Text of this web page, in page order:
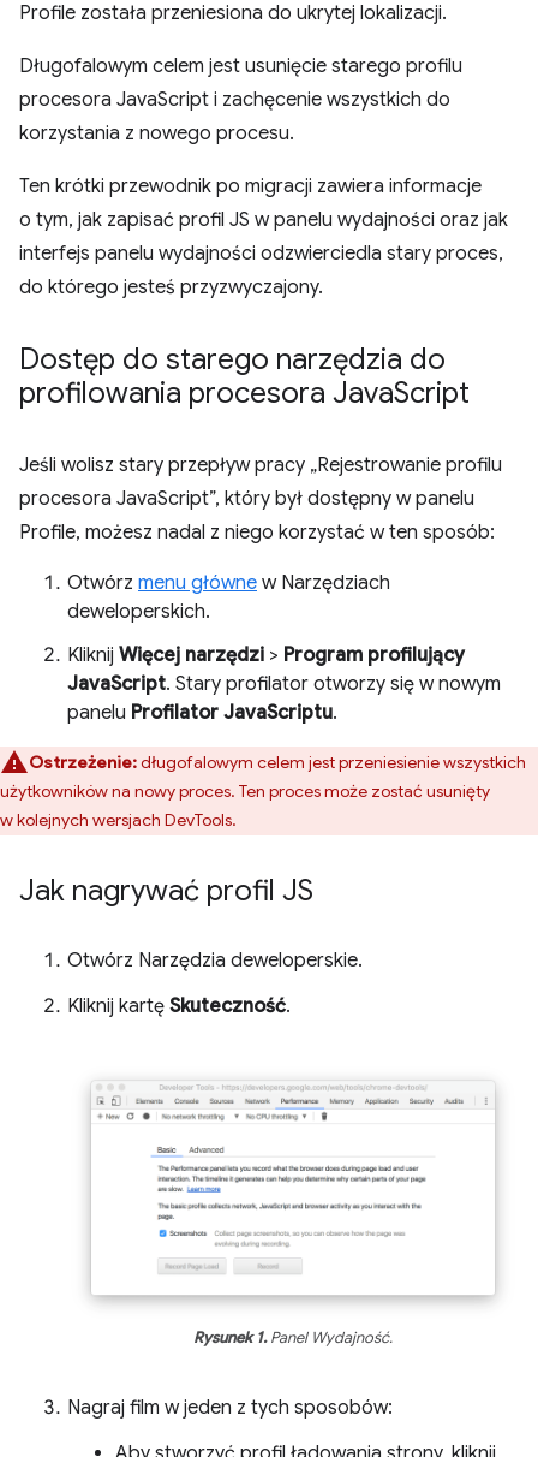
Profile została przeniesiona do ukrytej lokalizacji.
Długofalowym celem jest usunięcie starego profilu
procesora JavaScript i zachęcenie wszystkich do
korzystania z nowego procesu.
Ten krótki przewodnik po migracji zawiera informacje
o tym, jak zapisać profil JS w panelu wydajności oraz jak
interfejs panelu wydajności odzwierciedla stary proces,
do którego jesteś przyzwyczajony.
Dostęp do starego narzędzia do
profilowania procesora JavaScript
Jeśli wolisz stary przepływ pracy „Rejestrowanie profilu
procesora JavaScript”, który był dostępny w panelu
Profile, możesz nadal z niego korzystać w ten sposób:
Otwórz menu główne w Narzędziach
deweloperskich.
Kliknij Więcej narzędzi > Program profilujący
JavaScript. Stary profilator otworzy się w nowym
panelu Profilator JavaScriptu.
Ostrzeżenie:długofalowym celem jest przeniesienie wszystkich
użytkowników na nowy proces. Ten proces może zostać usunięty
w kolejnych wersjach DevTools.
Jak nagrywać profil JS
Otwórz Narzędzia deweloperskie.
Kliknij kartę Skuteczność.
Rysunek 1.Panel Wydajność.
Nagraj film w jeden z tych sposobów: